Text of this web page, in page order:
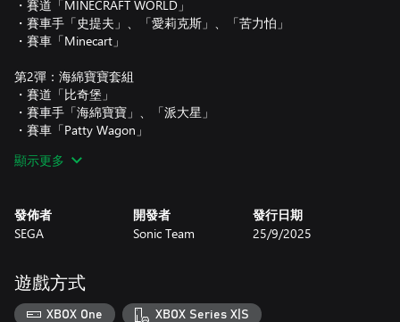
・賽道「MINECRAFT WORLD」
・賽車手「史提夫」、「愛莉克斯」、「苦力怕」
・賽車「Minecart」
第2彈：海綿寶寶套組
・賽道「比奇堡」
・賽車手「海綿寶寶」、「派大星」
・賽車「Patty Wagon」
第3彈：PAC-MAN套組
・賽車「PAC-MAN Mobile」
・賽道「Wily Castle」
・賽車手「洛克人」、「布魯斯」
・賽車「Rush Roadstar」
顯示更多
發佈者
SEGA
開發者
Sonic Team
發行日期
25/9/2025
遊戲方式
XBOX One XBOX Series X|S